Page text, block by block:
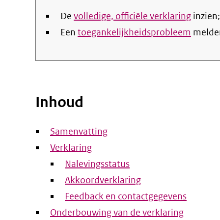
De volledige, officiële verklaring inzien;
Een toegankelijkheidsprobleem
Inhoud
Samenvatting
Verklaring
Nalevingsstatus
Akkoordverklaring
Feedback en contactgegevens
Onderbouwing van de verklaring